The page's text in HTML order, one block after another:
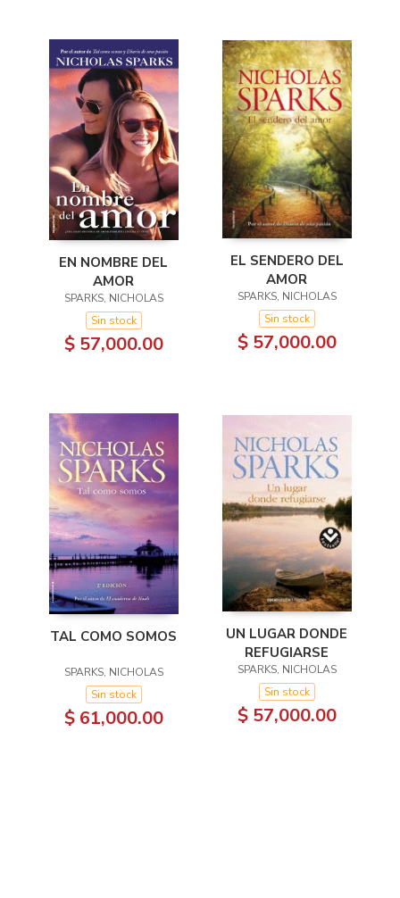
EN NOMBRE DEL
AMOR
SPARKS, NICHOLAS
Sin stock
$ 57,000.00
EL SENDERO DEL
AMOR
SPARKS, NICHOLAS
Sin stock
$ 57,000.00
TAL COMO SOMOS
SPARKS, NICHOLAS
Sin stock
$ 61,000.00
UN LUGAR DONDE
REFUGIARSE
SPARKS, NICHOLAS
Sin stock
$ 57,000.00